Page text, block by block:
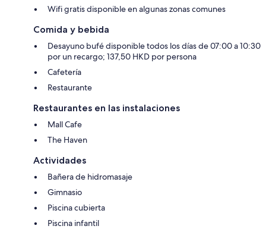
Wifi gratis disponible en algunas zonas comunes
Comida y bebida
Desayuno bufé disponible todos los días de 07:00 a 10:30
por un recargo; 137,50 HKD por persona
Cafetería
Restaurante
Restaurantes en las instalaciones
Mall Cafe
The Haven
Actividades
Bañera de hidromasaje
Gimnasio
Piscina cubierta
Piscina infantil